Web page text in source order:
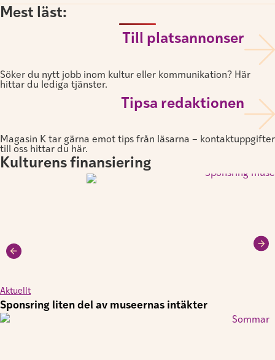
Mest läst:
Till platsannonser
Söker du nytt jobb inom kultur eller kommunikation? Här
hittar du lediga tjänster.
Tipsa redaktionen
Magasin K tar gärna emot tips från läsarna – kontaktuppgifter
till oss hittar du här.
Kulturens finansiering
Aktuellt
Sponsring liten del av museernas intäkter